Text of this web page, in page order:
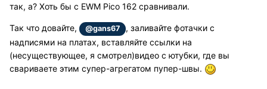
так, а? Хоть бы с EWM Pico 162 сравнивали.
Так что довайте, @gans67
, заливайте фотачки с
надписями на платах, вставляйте ссылки на
(несуществующее, я смотрел)видео с ютубки, где вы
свариваете этим супер-агрегатом пупер-швы.